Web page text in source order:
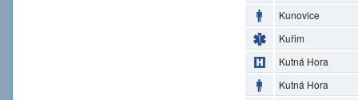
Kunovice
Kuřim
Kutná Hora
Kutná Hora